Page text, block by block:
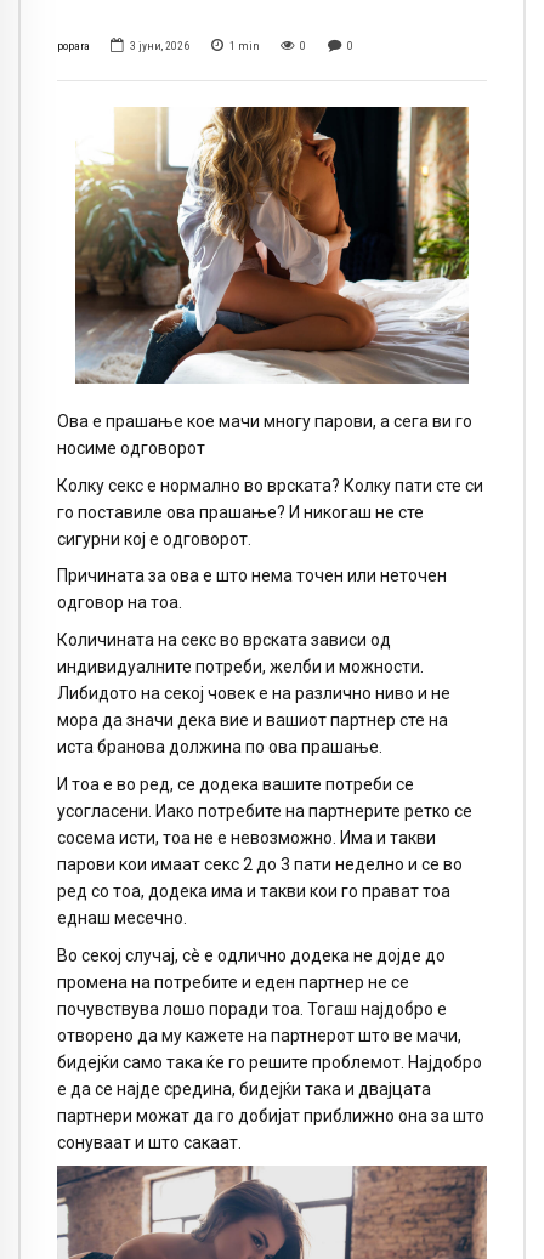
popara 3 јуни, 2026 1 min 0 0
Ова е прашање кое мачи многу парови, а сега ви го
носиме одговорот
Колку секс е нормално во врската? Колку пати сте си
го поставиле ова прашање? И никогаш не сте
сигурни кој е одговорот.
Причината за ова е што нема точен или неточен
одговор на тоа.
Количината на секс во врската зависи од
индивидуалните потреби, желби и можности.
Либидото на секој човек е на различно ниво и не
мора да значи дека вие и вашиот партнер сте на
иста бранова должина по ова прашање.
И тоа е во ред, се додека вашите потреби се
усогласени. Иако потребите на партнерите ретко се
сосема исти, тоа не е невозможно. Има и такви
парови кои имаат секс 2 до 3 пати неделно и се во
ред со тоа, додека има и такви кои го прават тоа
еднаш месечно.
Во секој случај, сè е одлично додека не дојде до
промена на потребите и еден партнер не се
почувствува лошо поради тоа. Тогаш најдобро е
отворено да му кажете на партнерот што ве мачи,
бидејќи само така ќе го решите проблемот. Најдобро
е да се најде средина, бидејќи така и двајцата
партнери можат да го добијат приближно она за што
сонуваат и што сакаат.